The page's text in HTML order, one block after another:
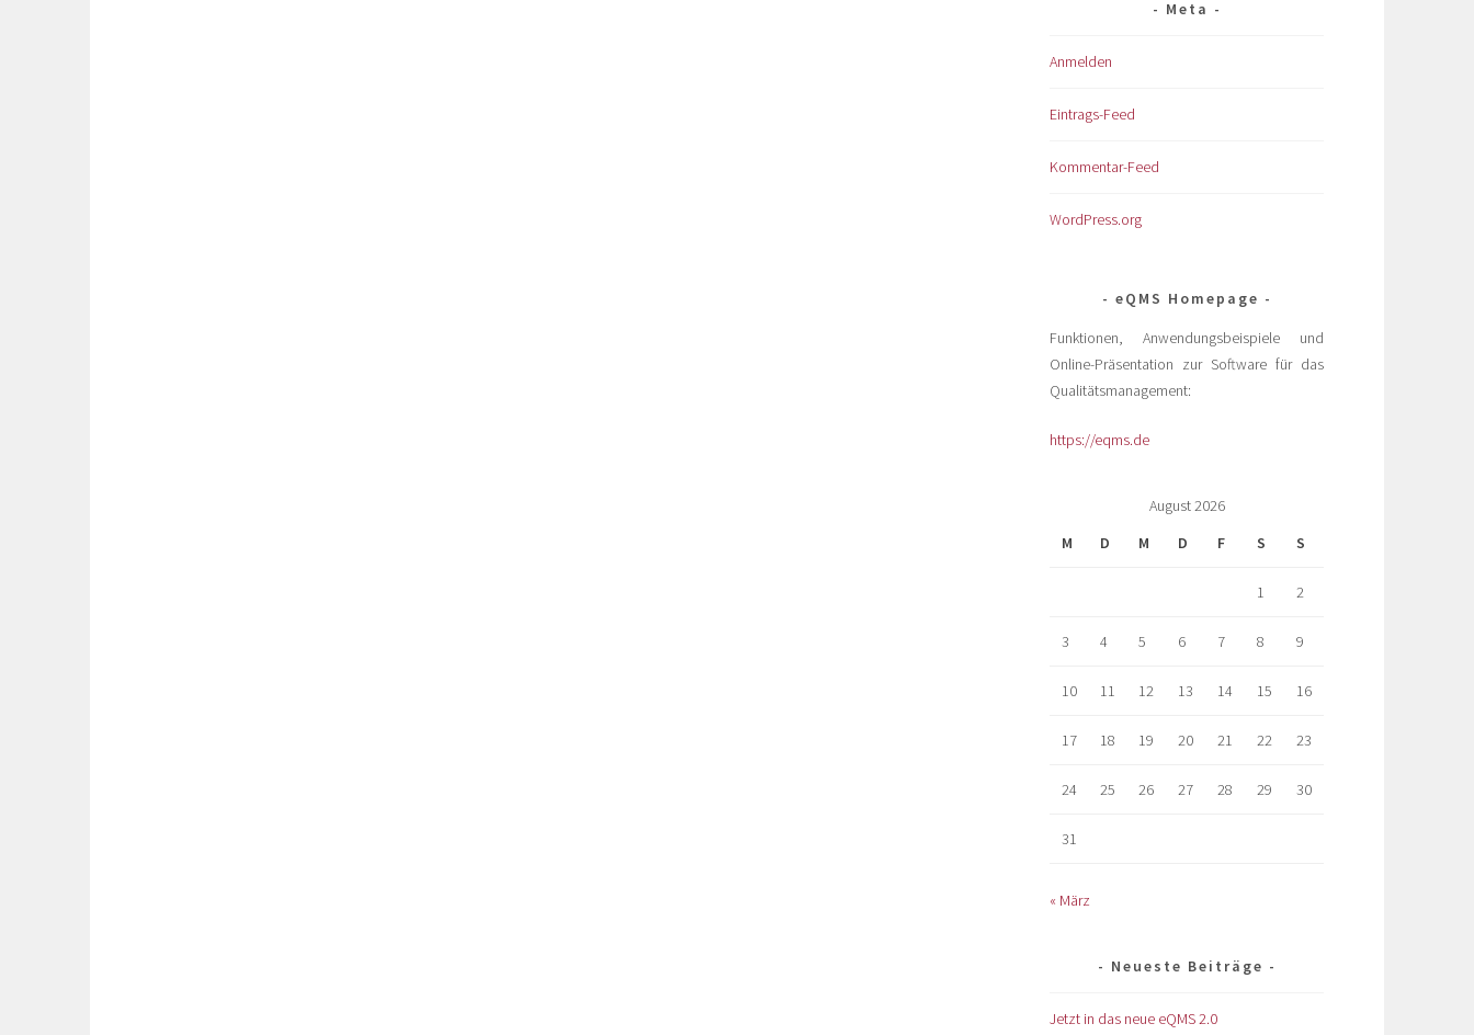
Meta
Anmelden
Eintrags-Feed
Kommentar-Feed
WordPress.org
eQMS Homepage
Funktionen, Anwendungsbeispiele und
Online-Präsentation zur Software für das
Qualitätsmanagement:
https://eqms.de
August 2026
M
D M D F S S
1 2
3 4 5 6 7 8 9
10 11 12 13 14 15 16
17 18 19 20 21 22 23
24 25 26 27 28 29 30
31
« März
Neueste Beiträge
Jetzt in das neue eQMS 2.0